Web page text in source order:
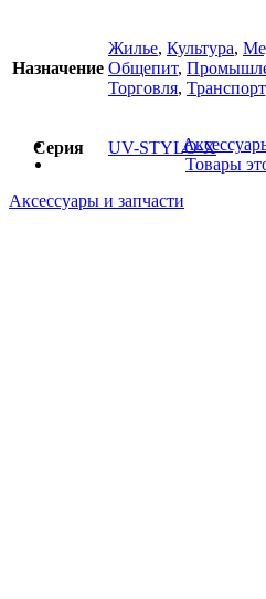
Назначение
Жилье, Культура,
Общепит,
Торговля, Транспорт
Серия UV-STYLO-X
Товары
Аксессуары и запчасти